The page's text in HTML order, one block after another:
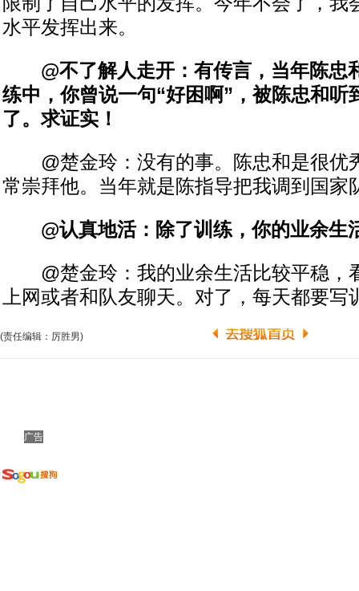
水平发挥出来。
@不了解人走开：有传言，当年陈忠
练中，你曾说一句“好困啊”，被陈忠和听
了。求证实！
@楚金玲：没有的事。陈忠和是很优
常崇拜他。当年就是陈指导把我调到国家
@认真地活：除了训练，你的业余生
@楚金玲：我的业余生活比较平稳，
上网或者和队友聊天。对了，每天都要写
(责任编辑：厉胜男)
广告